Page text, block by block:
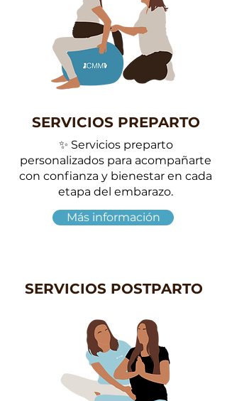
SERVICIOS PREPARTO
✨ Servicios preparto
personalizados para acompañarte
con confianza y bienestar en cada
etapa del embarazo.
Más información
SERVICIOS POSTPARTO